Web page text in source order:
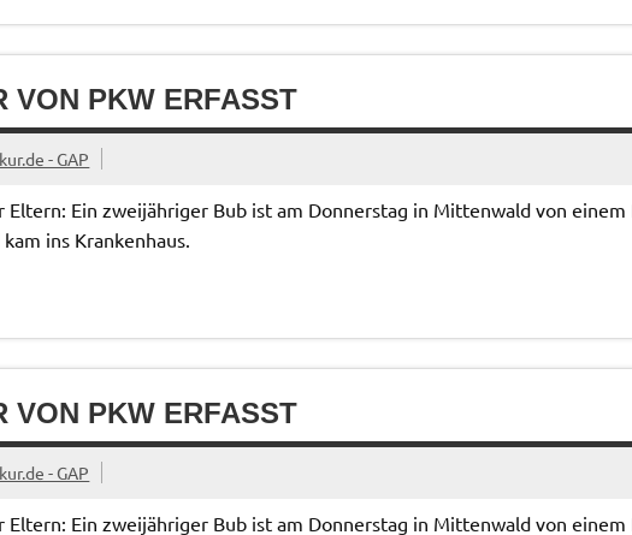
VON PKW ERFASST
- GAP
Eltern: Ein zweijähriger Bub ist am Donnerstag in Mittenwald von einem
ins Krankenhaus.
VON PKW ERFASST
- GAP
Eltern: Ein zweijähriger Bub ist am Donnerstag in Mittenwald von einem